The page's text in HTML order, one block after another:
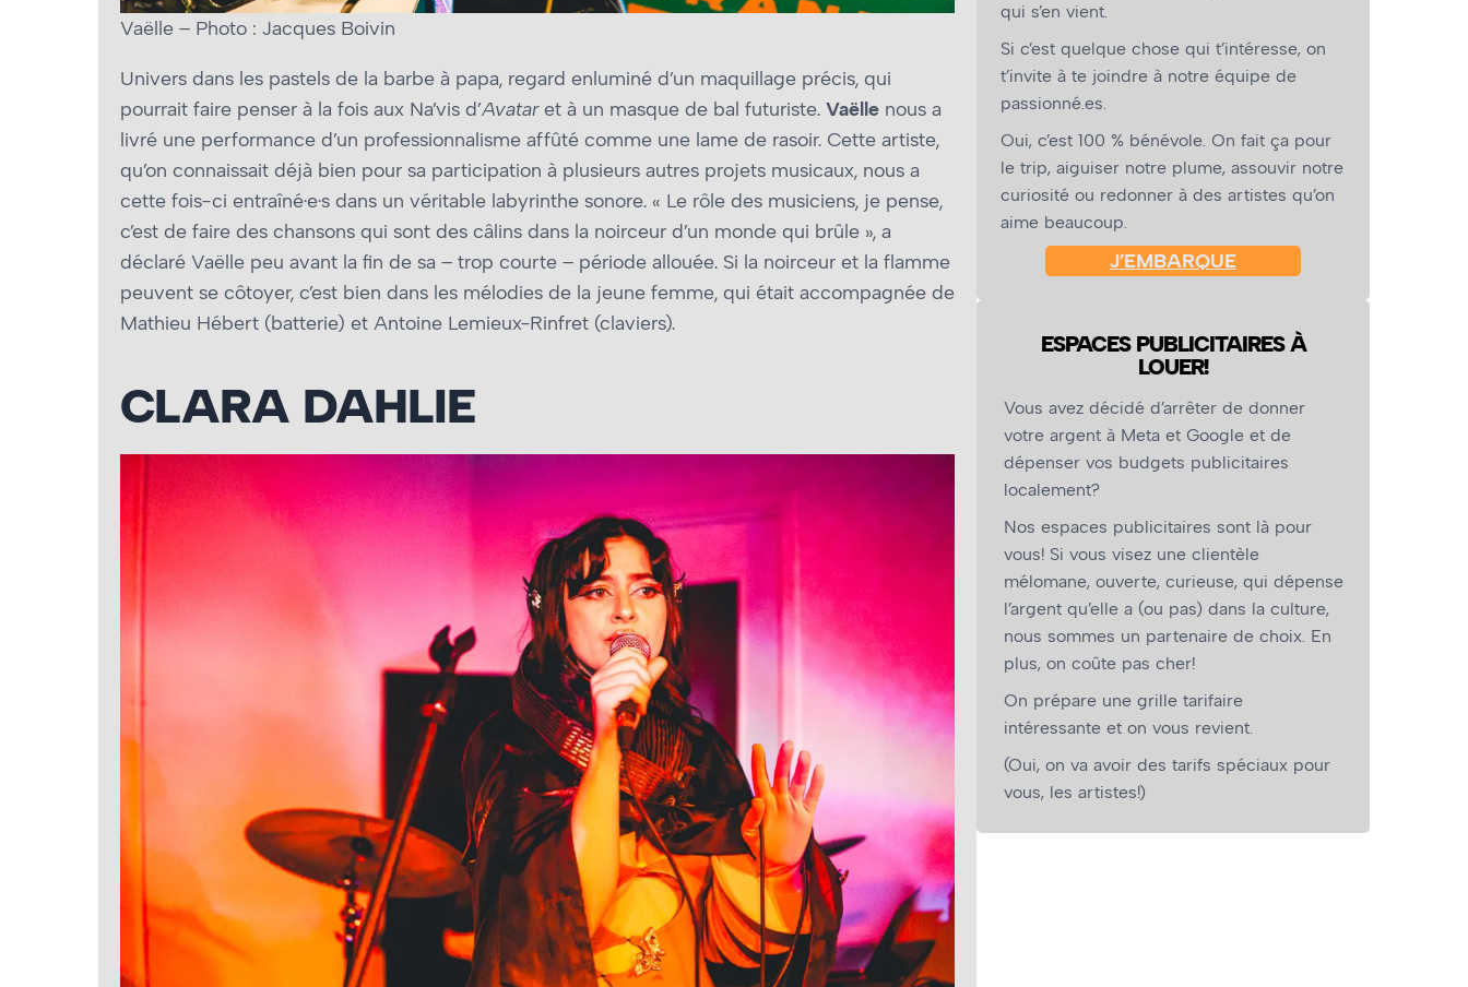
Vaëlle – Photo : Jacques Boivin
Univers dans les pastels de la barbe à papa, regard enluminé d’un maquillage précis, qui
pourrait faire penser à la fois aux Na’vis d’Avataret à un masque de bal futuriste. Vaëlle nous a
livré une performance d’un professionnalisme affûté comme une lame de rasoir. Cette artiste,
qu’on connaissait déjà bien pour sa participation à plusieurs autres projets musicaux, nous a
cette fois-ci entraîné·e·s dans un véritable labyrinthe sonore. « Le rôle des musiciens, je pense,
c’est de faire des chansons qui sont des câlins dans la noirceur d’un monde qui brûle », a
déclaré Vaëlle peu avant la fin de sa – trop courte – période allouée. Si la noirceur et la flamme
peuvent se côtoyer, c’est bien dans les mélodies de la jeune femme, qui était accompagnée de
Mathieu Hébert (batterie) et Antoine Lemieux-Rinfret (claviers).
CLARA DAHLIE
qui s’en vient.
Si c’est quelque chose qui t’intéresse, on
t’invite à te joindre à notre équipe de
passionné.es.
Oui, c’est 100 % bénévole. On fait ça pour
le trip, aiguiser notre plume, assouvir notre
curiosité ou redonner à des artistes qu’on
aime beaucoup.
J’EMBARQUE
ESPACES PUBLICITAIRES À
LOUER!
Vous avez décidé d’arrêter de donner
votre argent à Meta et Google et de
dépenser vos budgets publicitaires
localement?
Nos espaces publicitaires sont là pour
vous! Si vous visez une clientèle
mélomane, ouverte, curieuse, qui dépense
l’argent qu’elle a (ou pas) dans la culture,
nous sommes un partenaire de choix. En
plus, on coûte pas cher!
On prépare une grille tarifaire
intéressante et on vous revient.
(Oui, on va avoir des tarifs spéciaux pour
vous, les artistes!)